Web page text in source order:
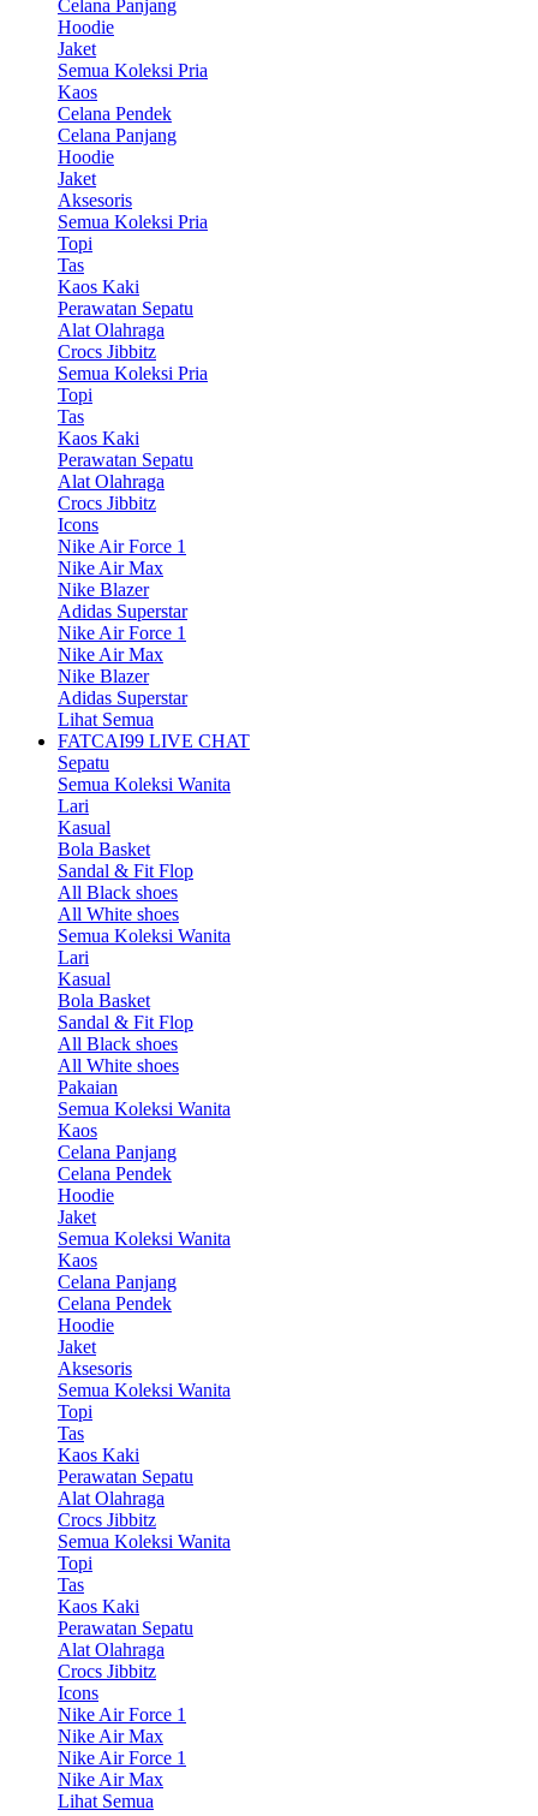
Celana Panjang
Hoodie
Jaket
Semua Koleksi Pria
Kaos
Celana Pendek
Celana Panjang
Hoodie
Jaket
Aksesoris
Semua Koleksi Pria
Topi
Tas
Kaos Kaki
Perawatan Sepatu
Alat Olahraga
Crocs Jibbitz
Semua Koleksi Pria
Topi
Tas
Kaos Kaki
Perawatan Sepatu
Alat Olahraga
Crocs Jibbitz
Icons
Nike Air Force 1
Nike Air Max
Nike Blazer
Adidas Superstar
Nike Air Force 1
Nike Air Max
Nike Blazer
Adidas Superstar
Lihat Semua
FATCAI99 LIVE CHAT
Sepatu
Semua Koleksi Wanita
Lari
Kasual
Bola Basket
Sandal & Fit Flop
All Black shoes
All White shoes
Semua Koleksi Wanita
Lari
Kasual
Bola Basket
Sandal & Fit Flop
All Black shoes
All White shoes
Pakaian
Semua Koleksi Wanita
Kaos
Celana Panjang
Celana Pendek
Hoodie
Jaket
Semua Koleksi Wanita
Kaos
Celana Panjang
Celana Pendek
Hoodie
Jaket
Aksesoris
Semua Koleksi Wanita
Topi
Tas
Kaos Kaki
Perawatan Sepatu
Alat Olahraga
Crocs Jibbitz
Semua Koleksi Wanita
Topi
Tas
Kaos Kaki
Perawatan Sepatu
Alat Olahraga
Crocs Jibbitz
Icons
Nike Air Force 1
Nike Air Max
Nike Air Force 1
Nike Air Max
Lihat Semua